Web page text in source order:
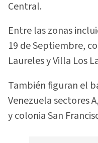
Central.
Entre las zonas
19 de Septiembre,
Laureles y Villa Los
También figuran el
Venezuela sectores
y colonia San